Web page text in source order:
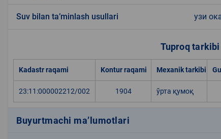
Suv bilan ta’minlash usullari узи
Tuproq
Kadastr raqami Kontur raqami Mexanik tarkibi
23:11:000002212/002 1904 ўрта қумоқ
Buyurtmachi ma’lumotlari